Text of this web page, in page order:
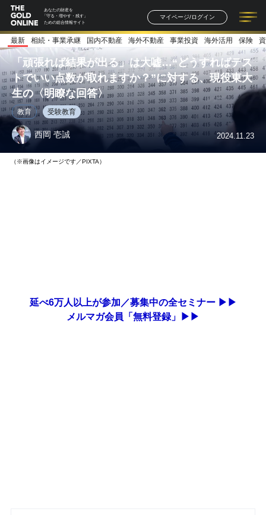
あなたの財産を
「守る・増やす・残す」
ための総合情報サイト
マイページ/ログイン
記事一覧 連載一覧
著者一覧 書籍一覧
最新 相続・事業承継 国内不動産 海外不動産 事業投資 海外活用 保険
「頑張れば結果が出る」は大嘘…“どうすればテス
トでいい点数が取れますか？”に対する、現役東大
生の〈明瞭な回答〉
教育 受験教育
西岡 壱誠 2024.11.23
（※画像はイメージです／PIXTA）
延べ6万人以上が参加／募集中の全セミナー ▶▶
メルマガ会員「無料登録」▶▶